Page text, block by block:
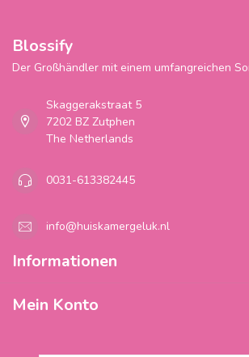
Blossify
Der Großhändler mit einem umfangreichen
Skaggerakstraat 5
7202 BZ Zutphen
The Netherlands
0031-613382445
info@huiskamergeluk.nl
Informationen
Mein Konto